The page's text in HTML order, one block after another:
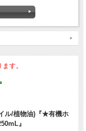
す。
ル/植物油)『★有機ホ
』